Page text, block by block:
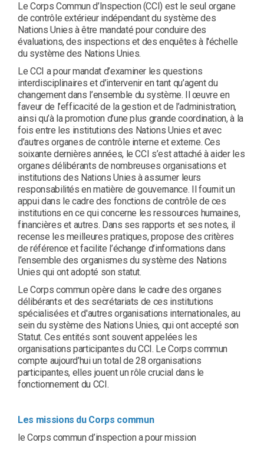
Le Corps Commun d’Inspection (CCI) est le seul organe
de contrôle extérieur indépendant du système des
Nations Unies à être mandaté pour conduire des
évaluations, des inspections et des enquêtes à l'échelle
du système des Nations Unies.
Le CCI a pour mandat d’examiner les questions
interdisciplinaires et d’intervenir en tant qu’agent du
changement dans l’ensemble du système. Il œuvre en
faveur de l’efficacité de la gestion et de l’administration,
ainsi qu’à la promotion d’une plus grande coordination, à la
fois entre les institutions des Nations Unies et avec
d’autres organes de contrôle interne et externe. Ces
soixante dernières années, le CCI s’est attaché à aider les
organes délibérants de nombreuses organisations et
institutions des Nations Unies à assumer leurs
responsabilités en matière de gouvernance. Il fournit un
appui dans le cadre des fonctions de contrôle de ces
institutions en ce qui concerne les ressources humaines,
financières et autres. Dans ses rapports et ses notes, il
recense les meilleures pratiques, propose des critères
de référence et facilite l’échange d’informations dans
l’ensemble des organismes du système des Nations
Unies qui ont adopté son statut.
Le Corps commun opère dans le cadre des organes
délibérants et des secrétariats de ces institutions
spécialisées et d'autres organisations internationales, au
sein du système des Nations Unies, qui ont accepté son
Statut. Ces entités sont souvent appelées les
organisations participantes du CCI. Le Corps commun
compte aujourd’hui un total de 28 organisations
participantes, elles jouent un rôle crucial dans le
fonctionnement du CCI.
Les missions du Corps commun
le Corps commun d’inspection a pour mission